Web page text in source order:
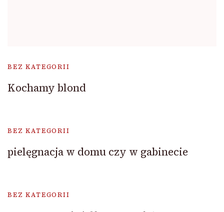
BEZ KATEGORII
Kochamy blond
BEZ KATEGORII
pielęgnacja w domu czy w gabinecie
BEZ KATEGORII